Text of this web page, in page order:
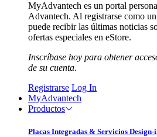
MyAdvantech es un portal
Advantech. Al registrarse como
puede recibir las últimas noticias
ofertas especiales en eStore.
Inscríbase hoy para obtener
de su cuenta.
Registrarse Log In
MyAdvantech
Productos
Placas Integradas & Servicios Design-